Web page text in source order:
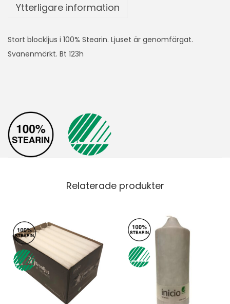
Ytterligare information
Stort blockljus i 100% Stearin. Ljuset är genomfärgat.
Svanenmärkt. Bt 123h
Relaterade produkter